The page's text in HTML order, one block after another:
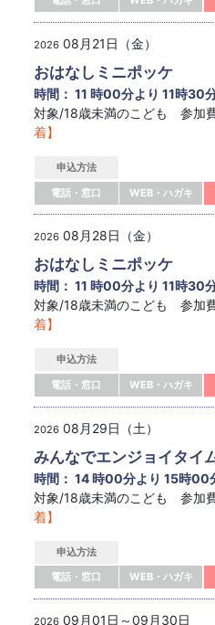
2026 08月21日（金）
おはなしミニポッケ
時間： 11 時00分より 11時30
対象/18歳未満のこども 参加
着】
申込方法
電話・窓口
WEB・ハガキ
2026 08月28日（金）
おはなしミニポッケ
時間： 11 時00分より 11時30
対象/18歳未満のこども 参加
着】
申込方法
電話・窓口
WEB・ハガキ
2026 08月29日（土）
みんなでエンジョイタイ
時間： 14 時00分より 15時00
対象/18歳未満のこども 参加
着】
申込方法
電話・窓口
WEB・ハガキ
2026 09月01日～09月30日